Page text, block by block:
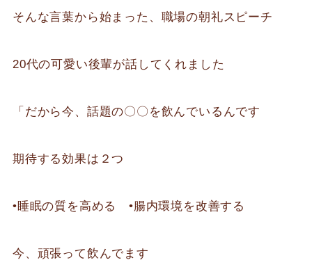
そんな言葉から始まった、職場の朝礼スピーチ
20代の可愛い後輩が話してくれました
「だから今、話題の〇〇を飲んでいるんです
期待する効果は２つ
•睡眠の質を高める •腸内環境を改善する
今、頑張って飲んでます